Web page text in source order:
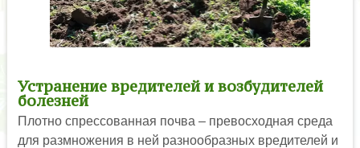
Устранение вредителей и возбудителей
болезней
Плотно спрессованная почва – превосходная среда
для размножения в ней разнообразных вредителей и